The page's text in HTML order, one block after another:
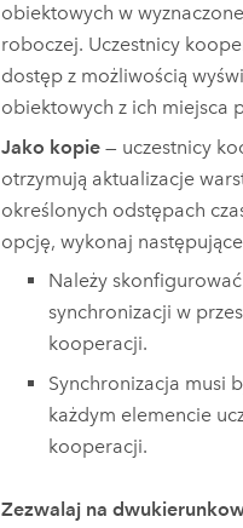
obiektowych w
roboczej. Uczestnicy
dostęp z możliwością
obiektowych z ich miejsca
Jako kopie — uczestnicy
otrzymują aktualizacje
określonych odstępach
opcję, wykonaj
Należy
synchronizacji w
kooperacji.
Synchronizacja musi
każdym elemencie
kooperacji.
Zezwalaj na